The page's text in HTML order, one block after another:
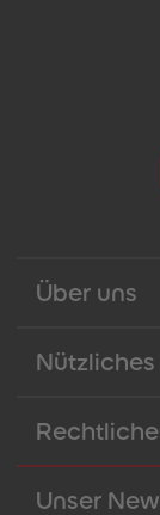
Über uns
Nützliches
Unser